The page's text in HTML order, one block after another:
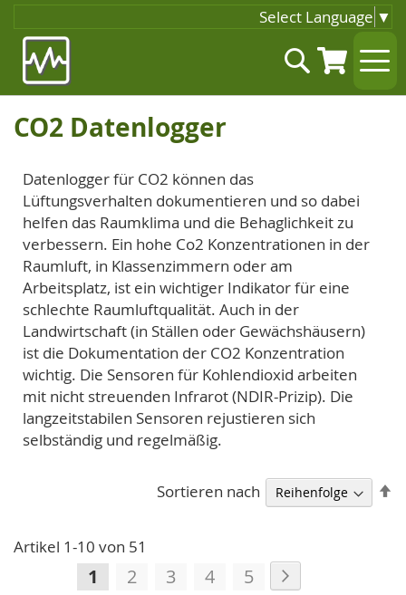
Select Language ▼
Inhalt
springen
Suche
CO2 Datenlogger
Datenlogger für CO2 können das
Lüftungsverhalten dokumentieren und so dabei
helfen das Raumklima und die Behaglichkeit zu
verbessern. Ein hohe Co2 Konzentrationen in der
Raumluft, in Klassenzimmern oder am
Arbeitsplatz, ist ein wichtiger Indikator für eine
schlechte Raumluftqualität. Auch in der
Landwirtschaft (in Ställen oder Gewächshäusern)
ist die Dokumentation der CO2 Konzentration
wichtig. Die Sensoren für Kohlendioxid arbeiten
mit nicht streuenden Infrarot (NDIR-Prizip). Die
langzeitstabilen Sensoren rejustieren sich
selbständig und regelmäßig.
Artikel 1-10 von 51
Seite
Sie
1 Seite
2 Seite
3 Seite
4 Seite
5
Sortieren nach